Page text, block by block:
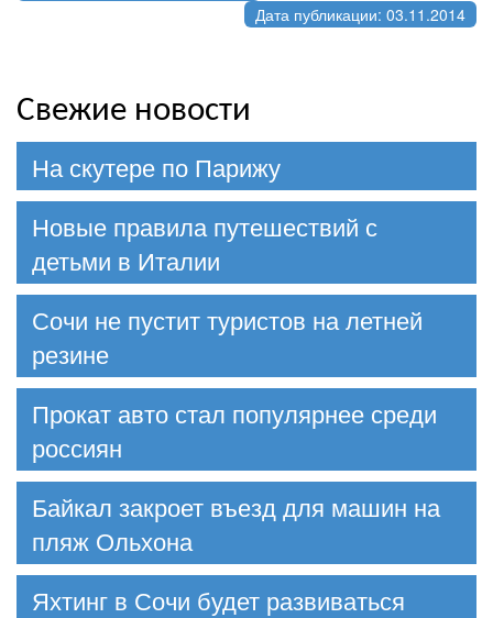
Дата публикации: 03.11.2014
Свежие новости
На скутере по Парижу
Новые правила путешествий с
детьми в Италии
Сочи не пустит туристов на летней
резине
Прокат авто стал популярнее среди
россиян
Байкал закроет въезд для машин на
пляж Ольхона
Яхтинг в Сочи будет развиваться